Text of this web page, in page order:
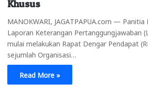
Khusus
MANOKWARI, JAGATPAPUA.com — Panitia
Laporan Keterangan Pertanggungjawaban
mulai melakukan Rapat Dengar Pendapat
sejumlah Organisasi…
Read More »